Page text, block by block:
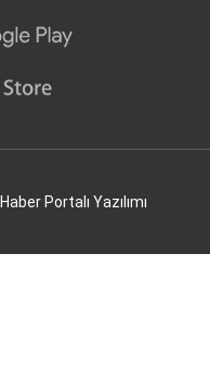
Haber Portalı Yazılımı